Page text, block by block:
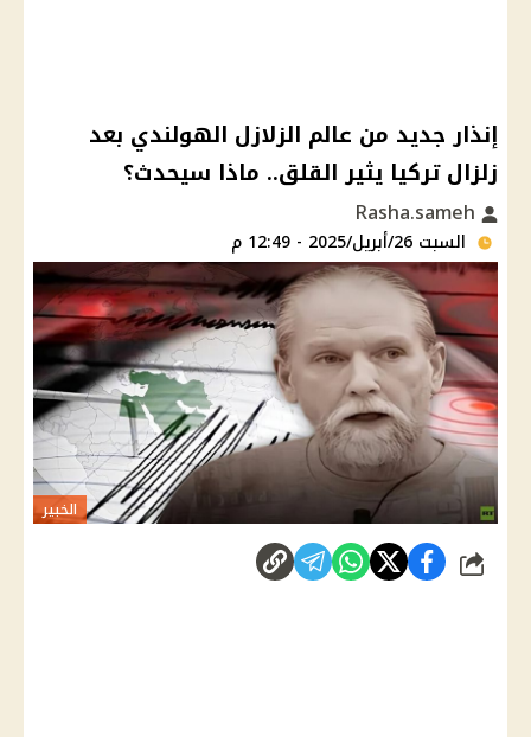
إنذار جديد من عالم الزلازل الهولندي بعد
زلزال تركيا يثير القلق.. ماذا سيحدث؟
السبت 26/أبريل/2025 - 12:49 م
الخبير
شارك